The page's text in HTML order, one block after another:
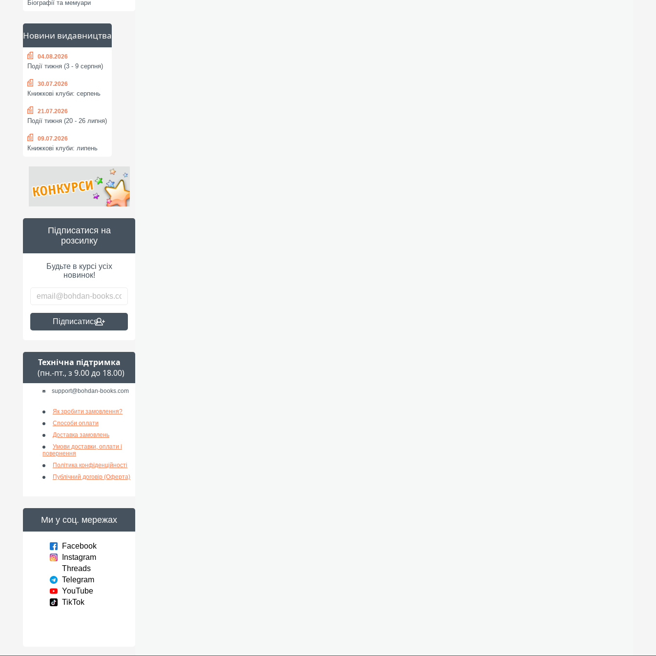
Біографії та мемуари
Новини видавництва
04.08.2026
Події тижня (3 - 9 серпня)
30.07.2026
Книжкові клуби: серпень
21.07.2026
Події тижня (20 - 26 липня)
09.07.2026
Книжкові клуби: липень
Підписатися на
розсилку
Будьте в курсі усіх
новинок!
Підписатися
Технічна підтримка
(пн.-пт., з 9.00 до 18.00)
support@bohdan-books.com
Як зробити замовлення?
Способи оплати
Доставка замовлень
Умови доставки, оплати і
повернення
Політика конфіденційності
Публічний договір (Оферта)
Ми у соц. мережах
Facebook
Instagram
Threads
Telegram
YouTube
TikTok